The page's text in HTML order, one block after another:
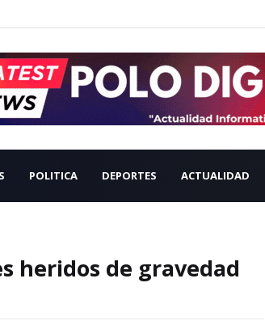
POLITICA DEPORTES ACTUALIDAD
heridos de gravedad